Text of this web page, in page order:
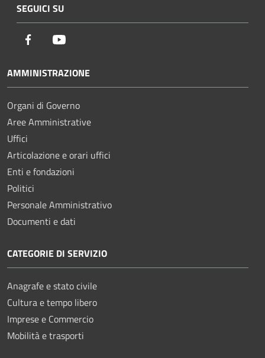
SEGUICI SU
Facebook
AMMINISTRAZIONE
Organi di Governo
Aree Amministrative
Uffici
Articolazione e orari uffici
Enti e fondazioni
Politici
Personale Amministrativo
Documenti e dati
CATEGORIE DI SERVIZIO
Anagrafe e stato civile
Cultura e tempo libero
Imprese e Commercio
Mobilità e trasporti